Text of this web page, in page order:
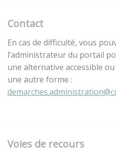
Contact
En cas de difficulté, vous
l’administrateur du portail
une alternative accessible
une autre forme :
Voies de recours